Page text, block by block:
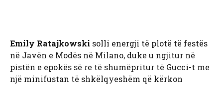
Emily Ratajkowski solli energji të plotë të festës
në Javën e Modës në Milano, duke u ngjitur në
pistën e epokës së re të shumëpritur të Gucci-t me
një minifustan të shkëlqyeshëm që kërkon